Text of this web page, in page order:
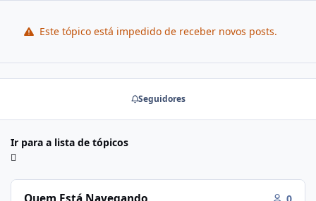
Este tópico está impedido de receber novos posts.
Seguidores
Ir para a lista de tópicos